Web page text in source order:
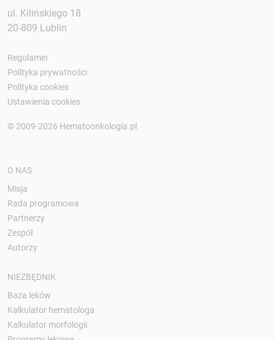
ul. Kilińskiego 18
20-809 Lublin
Regulamin
Polityka prywatności
Polityka cookies
Ustawienia cookies
© 2009-2026 Hematoonkologia.pl
O NAS
Misja
Rada programowa
Partnerzy
Zespół
Autorzy
NIEZBĘDNIK
Baza leków
Kalkulator hematologa
Kalkulator morfologii